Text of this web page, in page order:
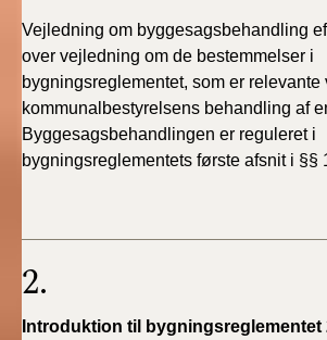
Vejledning om byggesagsbehandling
over vejledning om de bestemmelser i
bygningsreglementet, som er relevante
kommunalbestyrelsens behandling af
Byggesagsbehandlingen er reguleret i
bygningsreglementets første afsnit i §§
2.
Introduktion til bygningsreglementet